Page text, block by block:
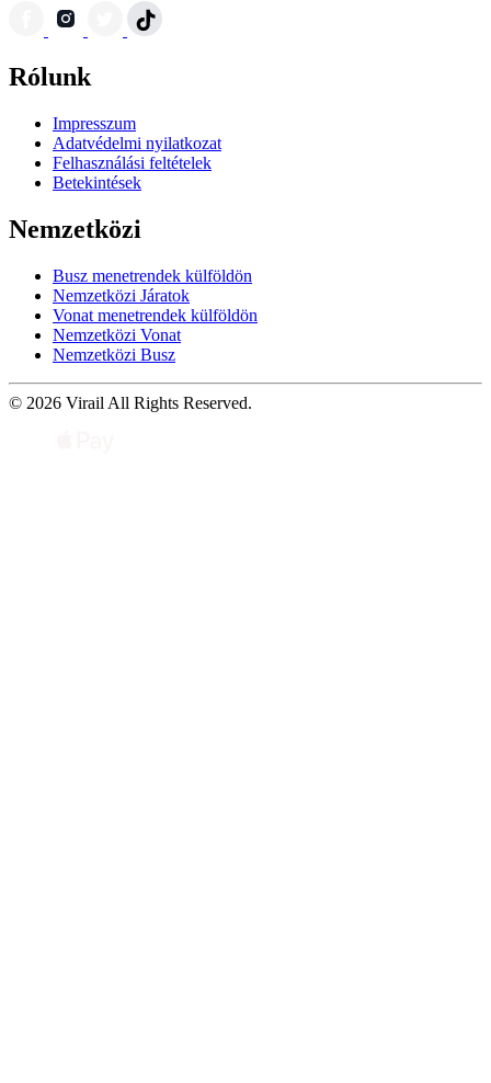
Rólunk
Impresszum
Adatvédelmi nyilatkozat
Felhasználási feltételek
Betekintések
Nemzetközi
Busz menetrendek külföldön
Nemzetközi Járatok
Vonat menetrendek külföldön
Nemzetközi Vonat
Nemzetközi Busz
© 2026 Virail All Rights Reserved.